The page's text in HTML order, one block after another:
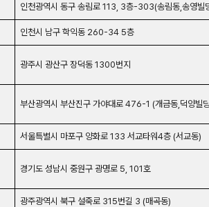
인천광역시 동구 송림로 113, 3층-303(송림동,송영빌
인천시 남구 학익동 260-34 5층
광주시 광산구 장덕동 1300번지
부산광역시 부산진구 가야대로 476-1 (개금동,덕양빌
서울특별시 마포구 양화로 133 서교타워4층 (서교동)
경기도 성남시 중원구 광명로 5, 101호
광주광역시 북구 설죽로 315번길 3 (매곡동)